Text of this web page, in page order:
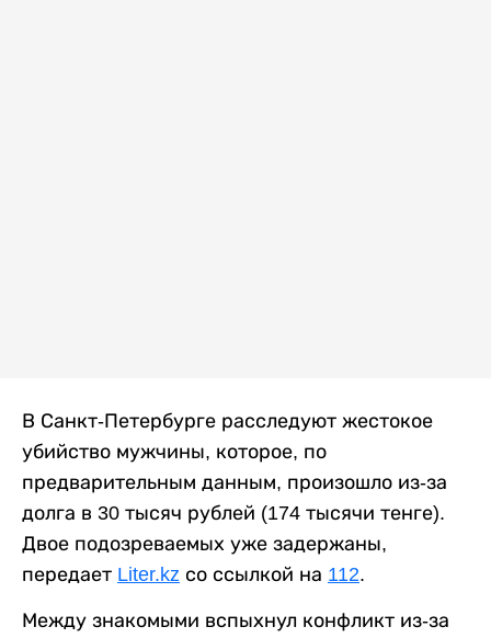
В Санкт-Петербурге расследуют жестокое
убийство мужчины, которое, по
предварительным данным, произошло из-за
долга в 30 тысяч рублей (174 тысячи тенге).
Двое подозреваемых уже задержаны,
передает Liter.kz со ссылкой на 112.
Между знакомыми вспыхнул конфликт из-за